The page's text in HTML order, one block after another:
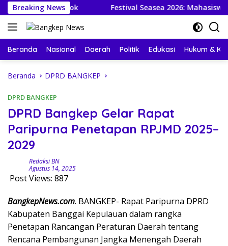
Langsung
ke
konten
Breaking News
Paisupok Festival Seasea 2026: Mahasiswa KKN-
Beranda Nasional Daerah Politik Edukasi Hukum &
Beranda DPRD BANGKEP
DPRD BANGKEP
DPRD Bangkep Gelar Rapat
Paripurna Penetapan RPJMD 2025–
2029
Redaksi BN
Agustus 14, 2025
Post Views: 887
BangkepNews.com. BANGKEP- Rapat Paripurna DPRD
Kabupaten Banggai Kepulauan dalam rangka
Penetapan Rancangan Peraturan Daerah tentang
Rencana Pembangunan Jangka Menengah Daerah